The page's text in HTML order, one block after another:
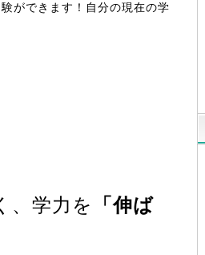
ができます！自分の現在の学
、学力を
「伸ば